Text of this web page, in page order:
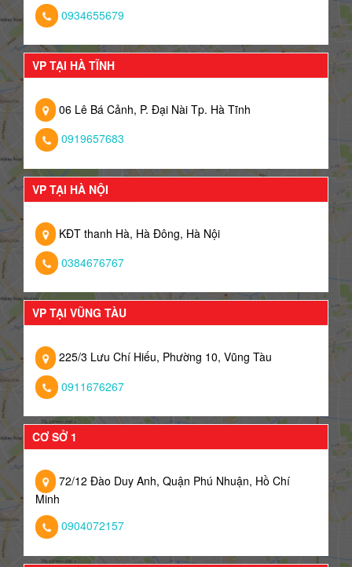
0934655679
VP TẠI HÀ TĨNH
06 Lê Bá Cảnh, P. Đại Nài Tp. Hà Tĩnh
0919657683
VP TẠI HÀ NỘI
KĐT thanh Hà, Hà Đông, Hà Nội
0384676767
VP TẠI VŨNG TÀU
225/3 Lưu Chí Hiếu, Phường 10, Vũng Tàu
0911676267
CƠ SỞ 1
72/12 Đào Duy Anh, Quận Phú Nhuận, Hồ Chí
Minh
0904072157